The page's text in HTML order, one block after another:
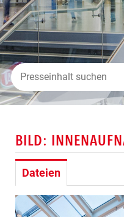
Pressemappe
PRESSEKONTAKT
BILD:
Dateien